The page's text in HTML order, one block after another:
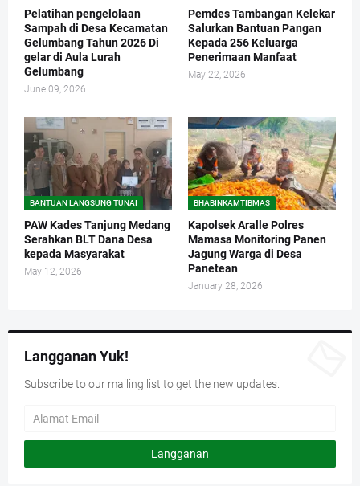
Pelatihan pengelolaan
Sampah di Desa Kecamatan
Gelumbang Tahun 2026 Di
gelar di Aula Lurah
Gelumbang
June 09, 2026
Pemdes Tambangan Kelekar
Salurkan Bantuan Pangan
Kepada 256 Keluarga
Penerimaan Manfaat
May 22, 2026
BANTUAN LANGSUNG TUNAI
PAW Kades Tanjung Medang
Serahkan BLT Dana Desa
kepada Masyarakat
May 12, 2026
BHABINKAMTIBMAS
Kapolsek Aralle Polres
Mamasa Monitoring Panen
Jagung Warga di Desa
Panetean
January 28, 2026
Langganan Yuk!
Subscribe to our mailing list to get the new updates.